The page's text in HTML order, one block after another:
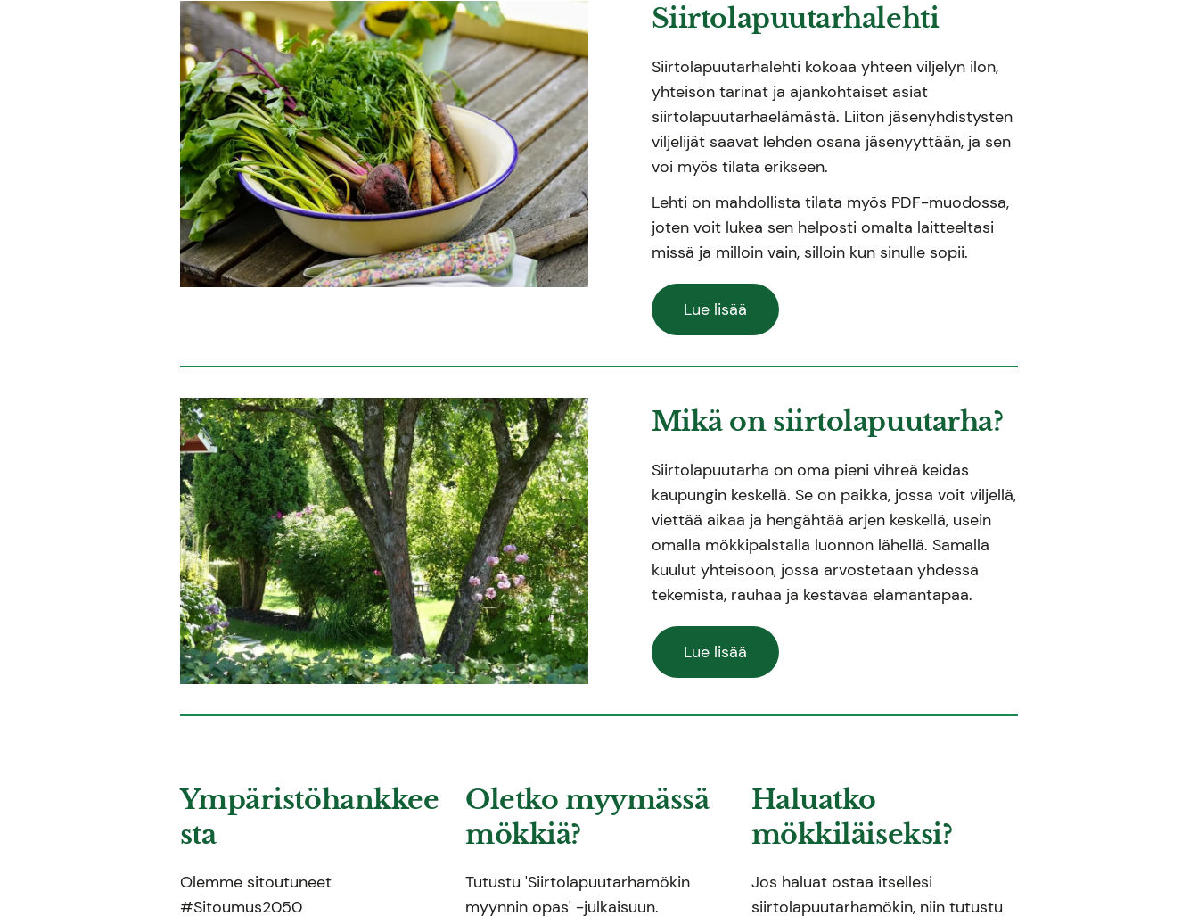
Siirtolapuutarhalehti
Siirtolapuutarhalehti kokoaa yhteen viljelyn ilon,
yhteisön tarinat ja ajankohtaiset asiat
siirtolapuutarhaelämästä. Liiton jäsenyhdistysten
viljelijät saavat lehden osana jäsenyyttään, ja sen
voi myös tilata erikseen.
Lehti on mahdollista tilata myös PDF-muodossa,
joten voit lukea sen helposti omalta laitteeltasi
missä ja milloin vain, silloin kun sinulle sopii.
Lue lisää
Mikä on siirtolapuutarha?
Siirtolapuutarha on oma pieni vihreä keidas
kaupungin keskellä. Se on paikka, jossa voit viljellä,
viettää aikaa ja hengähtää arjen keskellä, usein
omalla mökkipalstalla luonnon lähellä. Samalla
kuulut yhteisöön, jossa arvostetaan yhdessä
tekemistä, rauhaa ja kestävää elämäntapaa.
Lue lisää
Ympäristöhankkee
sta
Olemme sitoutuneet
#Sitoumus2050
Oletko myymässä
mökkiä?
Tutustu 'Siirtolapuutarhamökin
myynnin opas' -julkaisuun.
Haluatko
mökkiläiseksi?
Jos haluat ostaa itsellesi
siirtolapuutarhamökin, niin tutustu